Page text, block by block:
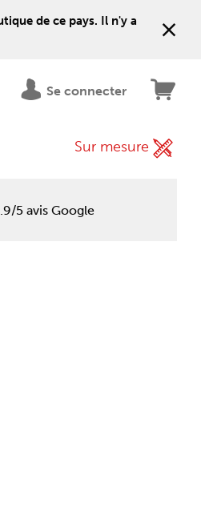
de ce pays. Il n'y a
Se connecter
Sur mesure
5 avis Google